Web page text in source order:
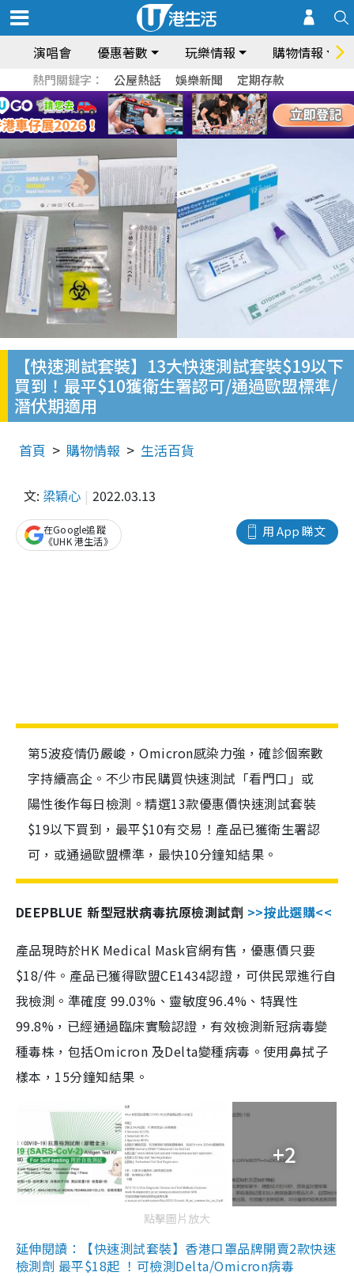
演唱會 優惠著數 玩樂情報 購物情報
熱門關鍵字： 公屋熱話 娛樂新聞 定期存款
【快速測試套裝】13大快速測試套裝$19以下
買到！最平$10獲衛生署認可/通過歐盟標準/
潛伏期適用
首頁 購物情報 生活百貨
文: 梁穎心 2022.03.13
用 App 睇文
在Google追蹤
《UHK 港生活》
第5波疫情仍嚴峻，Omicron感染力強，確診個案數
字持續高企。不少市民購買快速測試「看門口」或
陽性後作每日檢測。精選13款優惠價快速測試套裝
$19以下買到，最平$10有交易！產品已獲衛生署認
可，或通過歐盟標準，最快10分鐘知結果。
DEEPBLUE 新型冠狀病毒抗原檢測試劑 >>按此選購<<
產品現時於HK Medical Mask官網有售，優惠價只要
$18/件。產品已獲得歐盟CE1434認證，可供民眾進行自
我檢測。準確度 99.03%、靈敏度96.4%、特異性
99.8%，已經通過臨床實驗認證，有效檢測新冠病毒變
種毒株，包括Omicron 及Delta變種病毒。使用鼻拭子
樣本，15分鐘知結果。
+2
點擊圖片放大
延伸閱讀：【快速測試套裝】香港口罩品牌開賣2款快速
檢測劑 最平$18起 ！可檢測Delta/Omicron病毒